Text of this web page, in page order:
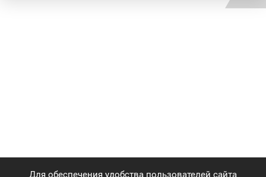
Для обеспечения удобства пользователей сайта